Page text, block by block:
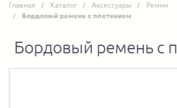
Главная Каталог Аксессуары Ремни
Бордовый ремень с плетением
Бордовый ремень с